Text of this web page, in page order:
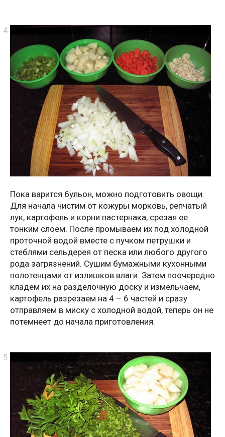
Пока варится бульон, можно подготовить овощи.
Для начала чистим от кожуры морковь, репчатый
лук, картофель и корни пастернака, срезая ее
тонким слоем. После промываем их под холодной
проточной водой вместе с пучком петрушки и
стеблями сельдерея от песка или любого другого
рода загрязнений. Сушим бумажными кухонными
полотенцами от излишков влаги. Затем поочередно
кладем их на разделочную доску и измельчаем,
картофель разрезаем на 4 – 6 частей и сразу
отправляем в миску с холодной водой, теперь он не
потемнеет до начала приготовления.